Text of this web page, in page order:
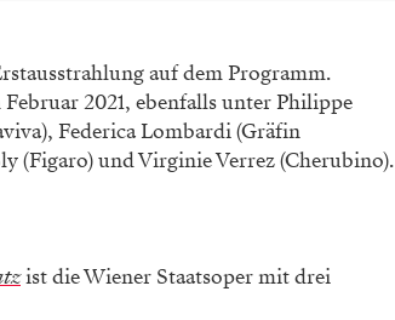
auf dem Programm.
2021, ebenfalls unter Philippe
Federica Lombardi (Gräfin
(Figaro) und Virginie Verrez (Cherubino).
ist die Wiener Staatsoper mit drei